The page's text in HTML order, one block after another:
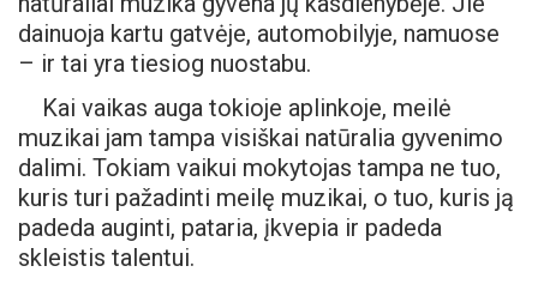
dainuoja kartu gatvėje, automobilyje, namuose
– ir tai yra tiesiog nuostabu.
Kai vaikas auga tokioje aplinkoje, meilė
muzikai jam tampa visiškai natūralia gyvenimo
dalimi. Tokiam vaikui mokytojas tampa ne tuo,
kuris turi pažadinti meilę muzikai, o tuo, kuris ją
padeda auginti, pataria, įkvepia ir padeda
skleistis talentui.